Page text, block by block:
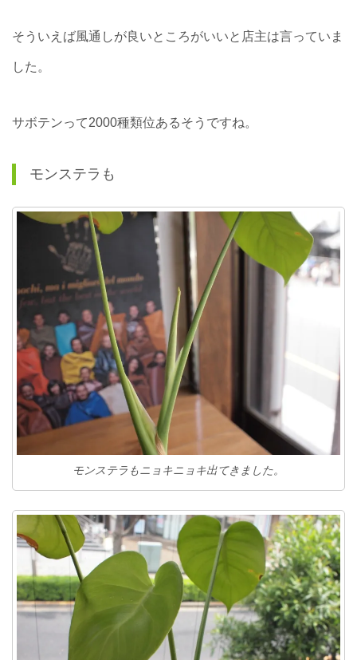
そういえば風通しが良いところがいいと店主は言っていま
した。
サボテンって2000種類位あるそうですね。
モンステラも
モンステラもニョキニョキ出てきました。